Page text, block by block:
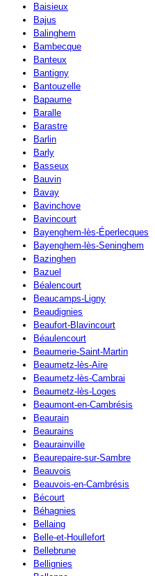
Baisieux
Bajus
Balinghem
Bambecque
Banteux
Bantigny
Bantouzelle
Bapaume
Baralle
Barastre
Barlin
Barly
Basseux
Bauvin
Bavay
Bavinchove
Bavincourt
Bayenghem-lès-Éperlecques
Bayenghem-lès-Seninghem
Bazinghen
Bazuel
Béalencourt
Beaucamps-Ligny
Beaudignies
Beaufort-Blavincourt
Béaulencourt
Beaumerie-Saint-Martin
Beaumetz-lès-Aire
Beaumetz-lès-Cambrai
Beaumetz-lès-Loges
Beaumont-en-Cambrésis
Beaurain
Beaurains
Beaurainville
Beaurepaire-sur-Sambre
Beauvois
Beauvois-en-Cambrésis
Bécourt
Béhagnies
Bellaing
Belle-et-Houllefort
Bellebrune
Bellignies